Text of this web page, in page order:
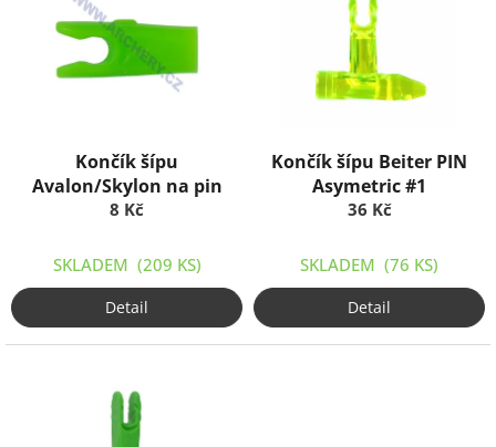
Končík šípu
Avalon/Skylon na pin
8 Kč
SKLADEM (209 KS)
Detail
Končík šípu Beiter PIN
Asymetric #1
36 Kč
SKLADEM (76 KS)
Detail